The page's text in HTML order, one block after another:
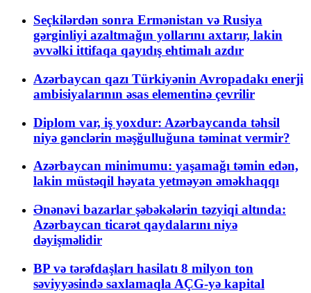
Seçkilərdən sonra Ermənistan və Rusiya
gərginliyi azaltmağın yollarını axtarır, lakin
əvvəlki ittifaqa qayıdış ehtimalı azdır
Azərbaycan qazı Türkiyənin Avropadakı enerji
ambisiyalarının əsas elementinə çevrilir
Diplom var, iş yoxdur: Azərbaycanda təhsil
niyə gənclərin məşğulluğuna təminat vermir?
Azərbaycan minimumu: yaşamağı təmin edən,
lakin müstəqil həyata yetməyən əməkhaqqı
Ənənəvi bazarlar şəbəkələrin təzyiqi altında:
Azərbaycan ticarət qaydalarını niyə
dəyişməlidir
BP və tərəfdaşları hasilatı 8 milyon ton
səviyyəsində saxlamaqla AÇG-yə kapital